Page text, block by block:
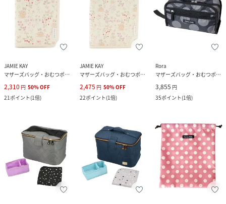
JAMIE KAY
マザーズバッグ・おむつポーチ
2,310 円 50%OFF
21ポイント(1倍)
JAMIE KAY
マザーズバッグ・おむつポーチ
2,475 円 50%OFF
22ポイント(1倍)
Rora
マザーズバッグ・おむつポーチ
3,855 円
35ポイント(1倍)